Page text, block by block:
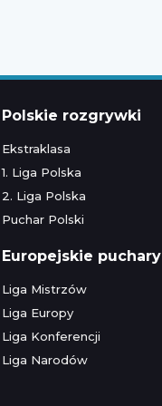
Polskie rozgrywki
Ekstraklasa
1. Liga Polska
2. Liga Polska
Puchar Polski
Europejskie puchary
Liga Mistrzów
Liga Europy
Liga Konferencji
Liga Narodów